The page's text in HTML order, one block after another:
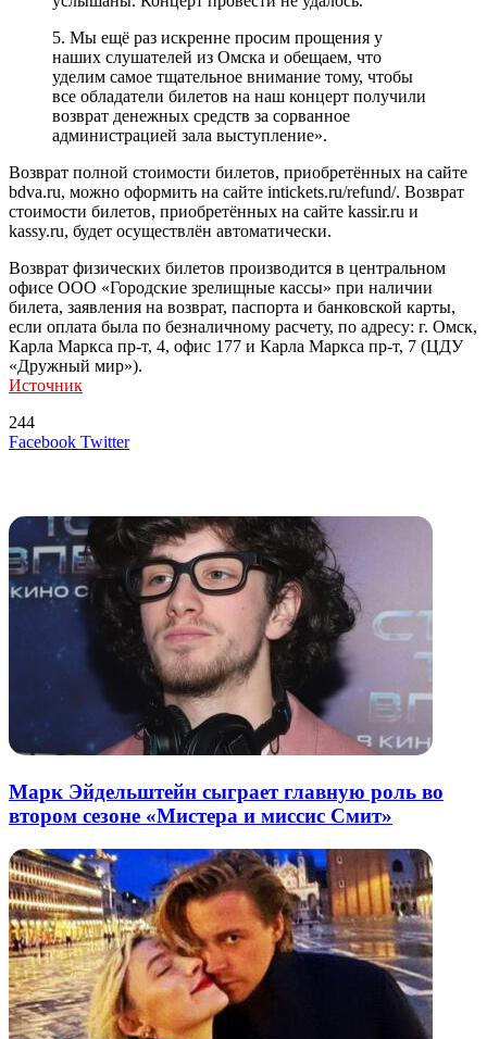
5. Мы ещё раз искренне просим прощения у
наших слушателей из Омска и обещаем, что
уделим самое тщательное внимание тому, чтобы
все обладатели билетов на наш концерт получили
возврат денежных средств за сорванное
администрацией зала выступление».
Возврат полной стоимости билетов, приобретённых на сайте
bdva.ru, можно оформить на сайте intickets.ru/refund/. Возврат
стоимости билетов, приобретённых на сайте kassir.ru и
kassy.ru, будет осуществлён автоматически.
Возврат физических билетов производится в центральном
офисе ООО «Городские зрелищные кассы» при наличии
билета, заявления на возврат, паспорта и банковской карты,
если оплата была по безналичному расчету, по адресу: г. Омск,
Карла Маркса пр-т, 4, офис 177 и Карла Маркса пр-т, 7 (ЦДУ
«Дружный мир»).
Источник
244
Facebook TwitterLinkedIn
Tumblr
Reddit
Вконтакте
Одноклассники
Skype
Messenger
Messenger
WhatsApp
Telegram
Viber
Line
Поделиться
Печатать
Марк Эйдельштейн сыграет главную роль во
втором сезоне «Мистера и миссис Смит»